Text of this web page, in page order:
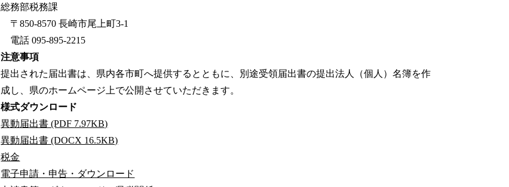
総務部税務課
〒850-8570 長崎市尾上町3-1
電話 095-895-2215
注意事項
提出された届出書は、県内各市町へ提供するとともに、別途受領届出書の提出法人（個人）名簿を作
成し、県のホームページ上で公開させていただきます。
様式ダウンロード
異動届出書 (PDF 7.97KB)
異動届出書 (DOCX 16.5KB)
税金
電子申請・申告・ダウンロード